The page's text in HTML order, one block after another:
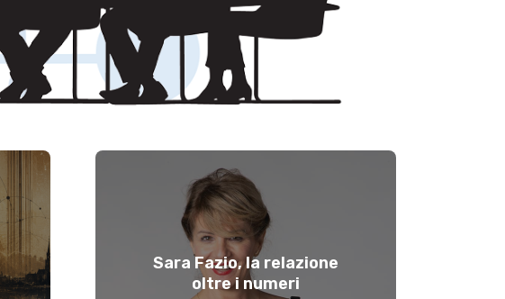
Sara Fazio, la relazione
oltre i numeri